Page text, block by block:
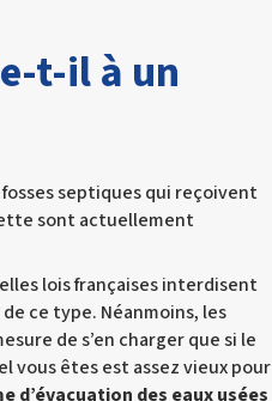
t-il à un
septiques qui reçoivent
sont actuellement
lois françaises interdisent
ce type. Néanmoins, les
de s’en charger que si le
vous êtes est assez vieux pour
d’évacuation des eaux usées